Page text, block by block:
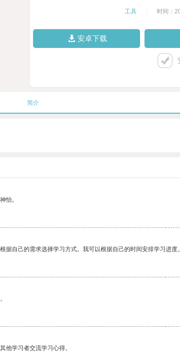
工具 时间：
安卓下载
简介
怡。
据自己的需求选择学习方式。我可以根据自己的时间安排学习进度。
他学习者交流学习心得。